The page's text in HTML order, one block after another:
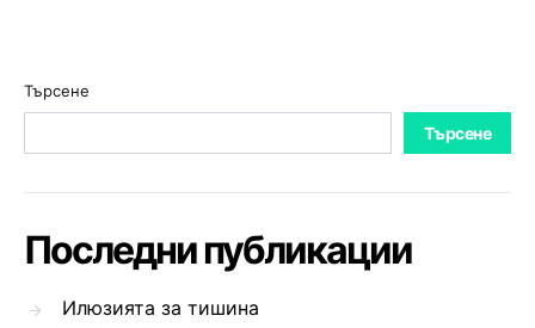
Търсене
Търсене
Последни публикации
Илюзията за тишина